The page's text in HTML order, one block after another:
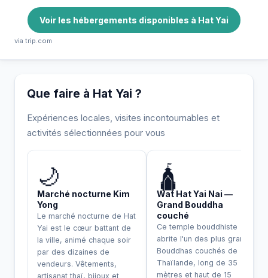
Voir les hébergements disponibles à Hat Yai
via trip.com
Que faire à Hat Yai ?
Expériences locales, visites incontournables et
activités sélectionnées pour vous
🌙
Marché nocturne Kim
Yong
Le marché nocturne de Hat
Yai est le cœur battant de
la ville, animé chaque soir
par des dizaines de
vendeurs. Vêtements,
artisanat thaï, bijoux et
🛕
Wat Hat Yai Nai —
Grand Bouddha
couché
Ce temple bouddhiste
abrite l'un des plus grands
Bouddhas couchés de
Thaïlande, long de 35
mètres et haut de 15